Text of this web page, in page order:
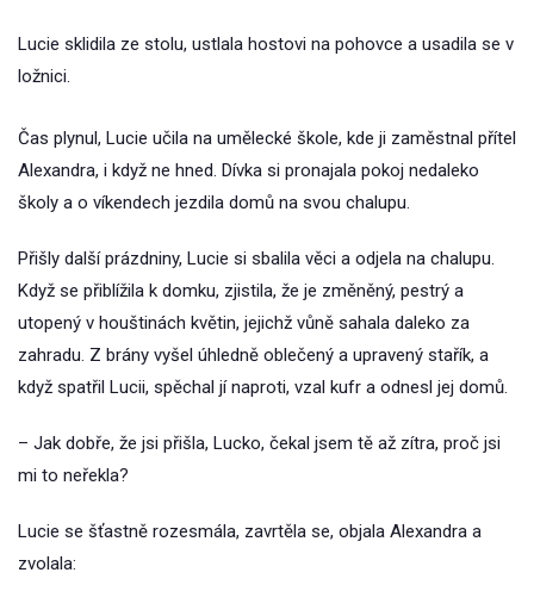
Lucie sklidila ze stolu, ustlala hostovi na pohovce a usadila se v
ložnici.
Čas plynul, Lucie učila na umělecké škole, kde ji zaměstnal přítel
Alexandra, i když ne hned. Dívka si pronajala pokoj nedaleko
školy a o víkendech jezdila domů na svou chalupu.
Přišly další prázdniny, Lucie si sbalila věci a odjela na chalupu.
Když se přiblížila k domku, zjistila, že je změněný, pestrý a
utopený v houštinách květin, jejichž vůně sahala daleko za
zahradu. Z brány vyšel úhledně oblečený a upravený stařík, a
když spatřil Lucii, spěchal jí naproti, vzal kufr a odnesl jej domů.
– Jak dobře, že jsi přišla, Lucko, čekal jsem tě až zítra, proč jsi
mi to neřekla?
Lucie se šťastně rozesmála, zavrtěla se, objala Alexandra a
zvolala: